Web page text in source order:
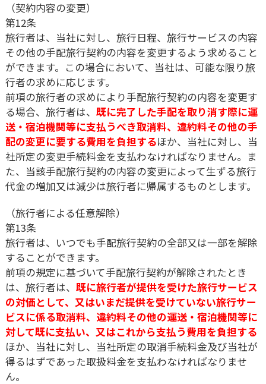
（契約内容の変更）
第12条
旅行者は、当社に対し、旅行日程、旅行サービスの内容
その他の手配旅行契約の内容を変更するよう求めること
ができます。この場合において、当社は、可能な限り旅
行者の求めに応じます。
前項の旅行者の求めにより手配旅行契約の内容を変更す
る場合、旅行者は、 既に完了した手配を取り消す際に運
送・宿泊機関等に支払うべき取消料、違約料その他の手
配の変更に要する費用を負担するほか、当社に対し、当
社所定の変更手続料金を支払わなければなりません。ま
た、当該手配旅行契約の内容の変更によって生ずる旅行
代金の増加又は減少は旅行者に帰属するものとします。
（旅行者による任意解除）
第13条
旅行者は、いつでも手配旅行契約の全部又は一部を解除
することができます。
前項の規定に基づいて手配旅行契約が解除されたとき
は、旅行者は、 既に旅行者が提供を受けた旅行サービス
の対価として、又はいまだ提供を受けていない旅行サー
ビスに係る取消料、違約料その他の運送・宿泊機関等に
対して既に支払い、又はこれから支払う費用を負担する
ほか、当社に対し、当社所定の取消手続料金及び当社が
得るはずであった取扱料金を支払わなければなりませ
ん。